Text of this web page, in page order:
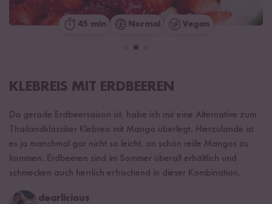
45 min Normal Vegan
KLEBREIS MIT ERDBEEREN
Da gerade Erdbeersaison ist, habe ich mir eine Alternative zum
Thailandklassiker Klebreis mit Mango überlegt. Hierzulande ist
es ja manchmal gar nicht so leicht, an schön reife Mangos zu
kommen. Erdbeeren sind im Sommer überall erhältlich und
schmecken auch herrlich erfrischend in dieser Kombination.
dearlicious